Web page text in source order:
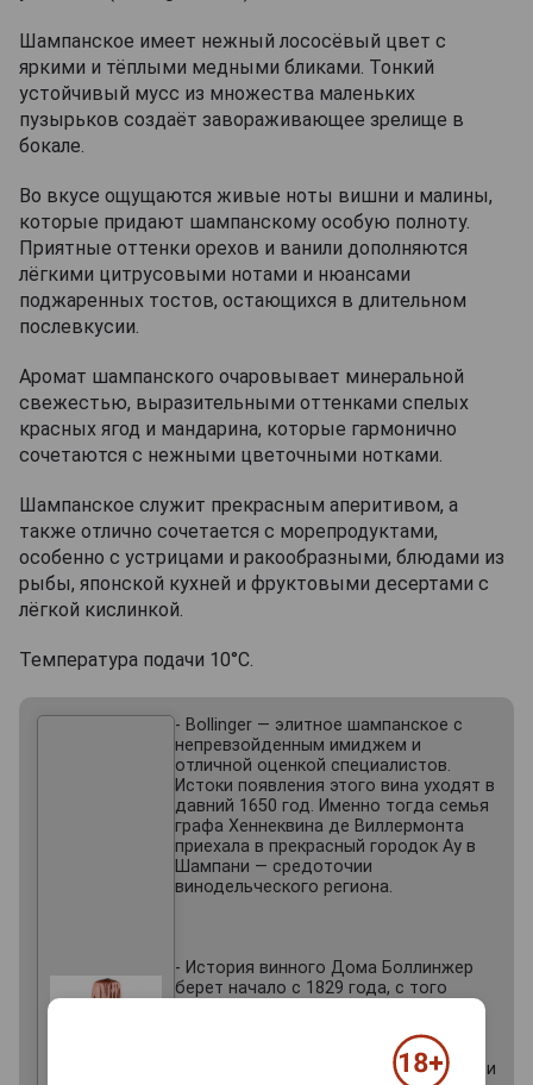
Шампанское имеет нежный лососёвый цвет с
яркими и тёплыми медными бликами. Тонкий
устойчивый мусс из множества маленьких
пузырьков создаёт завораживающее зрелище в
бокале.
Во вкусе ощущаются живые ноты вишни и малины,
которые придают шампанскому особую полноту.
Приятные оттенки орехов и ванили дополняются
лёгкими цитрусовыми нотами и нюансами
поджаренных тостов, остающихся в длительном
послевкусии.
Аромат шампанского очаровывает минеральной
свежестью, выразительными оттенками спелых
красных ягод и мандарина, которые гармонично
сочетаются с нежными цветочными нотками.
Шампанское служит прекрасным аперитивом, а
также отлично сочетается с морепродуктами,
особенно с устрицами и ракообразными, блюдами из
рыбы, японской кухней и фруктовыми десертами с
лёгкой кислинкой.
Температура подачи 10°С.
- Bollinger — элитное шампанское с
непревзойденным имиджем и
отличной оценкой специалистов.
Истоки появления этого вина уходят в
давний 1650 год. Именно тогда семья
графа Хеннеквина де Виллермонта
приехала в прекрасный городок Ау в
Шампани — средоточии
винодельческого региона.
- История винного Дома Боллинжер
берет начало с 1829 года, с того
Пласид Боллинжер (потомок графа
Виллермонта) задались мыслью вести